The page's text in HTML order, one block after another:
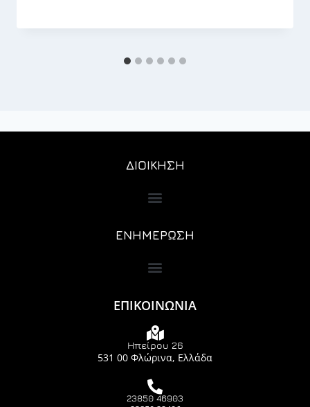
ΔΙΟΙΚΗΣΗ
ΕΝΗΜΕΡΩΣΗ
ΕΠΙΚΟΙΝΩΝΙΑ
Ηπείρου 26
531 00 Φλώρινα, Ελλάδα
23850 46903